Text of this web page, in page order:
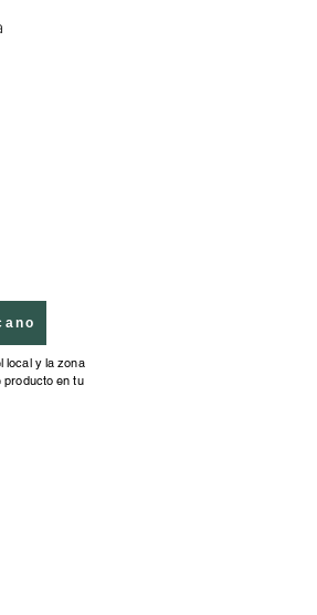
local y la zona
producto en tu